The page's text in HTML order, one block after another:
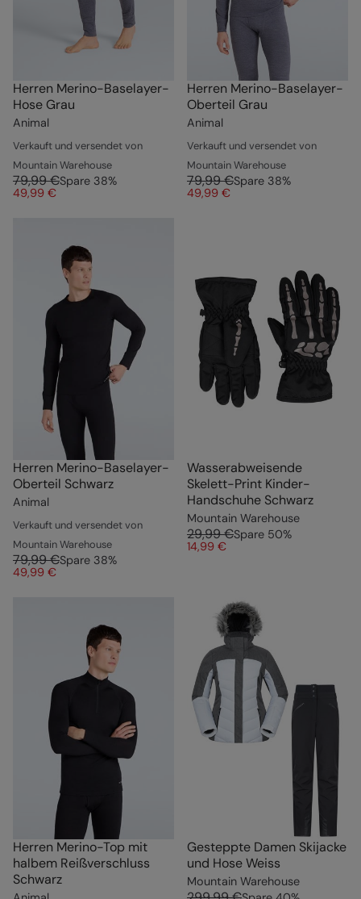
Herren Merino-Baselayer-
Hose Grau
Animal
Verkauft und versendet von
Mountain Warehouse
79,99 €Spare 38%
49,99 €
Herren Merino-Baselayer-
Oberteil Grau
Animal
Verkauft und versendet von
Mountain Warehouse
79,99 €Spare 38%
49,99 €
Herren Merino-Baselayer-
Oberteil Schwarz
Animal
Verkauft und versendet von
Mountain Warehouse
79,99 €Spare 38%
49,99 €
Wasserabweisende
Skelett-Print Kinder-
Handschuhe Schwarz
Mountain Warehouse
29,99 €Spare 50%
14,99 €
Herren Merino-Top mit
halbem Reißverschluss
Schwarz
Gesteppte Damen Skijacke
und Hose Weiss
Mountain Warehouse